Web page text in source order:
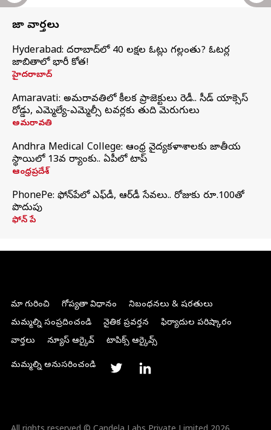
తాజా వార్తలు
Hyderabad: హైదరాబాద్‌లో 40 లక్షల ఓట్లు గల్లంతు? ఓటర్ల
జాబితాలో భారీ కోత!
హైదరాబాద్
Amaravati: అమరావతిలో కీలక ప్రాజెక్టులు రెడీ.. సీడ్‌ యాక్సెస్‌
రోడ్డు, ఎమ్మెల్యే-ఎమ్మెల్సీ టవర్లకు తుది మెరుగులు
అమరావతి
Andhra Medical College: ఆంధ్ర వైద్యకళాశాలకు జాతీయ
స్థాయిలో 13వ ర్యాంకు.. ఏపీలో టాప్
ఆంధ్రప్రదేశ్
PhonePe: ఫోన్‌పేలో ఎఫ్‌డీ, ఆర్‌డీ సేవలు.. రోజుకు రూ.100తో
పొదుపు
ఫోన్‌ పే
మా గురించి గోప్యతా విధానం
నిబంధనలు & షరతులు
మమ్మల్ని సంప్రదించండి
నైతిక ప్రవర్తన
ఫిర్యాదుల పరిష్కారం
వార్తలు
న్యూస్ ఆర్కైవ్ టాపిక్స్ ఆర్కైవ్స్
మమ్మల్ని అనుసరించండి